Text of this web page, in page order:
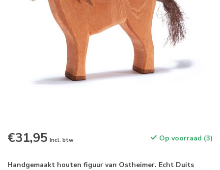
€31,95 Incl. btw Op voorraad (3)
Handgemaakt houten figuur van Ostheimer. Echt Duits